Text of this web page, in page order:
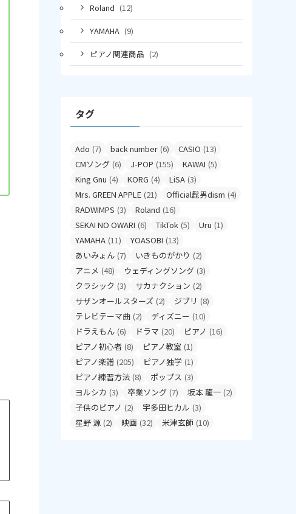
Roland (12)
YAMAHA (9)
ピアノ関連商品 (2)
タグ
Ado (7) back number (6) CASIO (13)
CMソング (6) J-POP (155) KAWAI (5)
King Gnu (4) KORG (4) LiSA (3)
Mrs. GREEN APPLE (21) Official髭男dism (4)
RADWIMPS (3) Roland (16)
SEKAI NO OWARI (6) TikTok (5) Uru (1)
YAMAHA (11) YOASOBI (13)
あいみょん (7) いきものがかり (2)
アニメ (48) ウェディングソング (3)
クラシック (3) サカナクション (2)
サザンオールスターズ (2) ジブリ (8)
テレビテーマ曲 (2) ディズニー (10)
ドラえもん (6) ドラマ (20) ピアノ (16)
ピアノ初心者 (8) ピアノ教室 (1)
ピアノ楽譜 (205) ピアノ独学 (1)
ピアノ練習方法 (8) ポップス (3)
ヨルシカ (3) 卒業ソング (7) 坂本 龍一 (2)
子供のピアノ (2) 宇多田ヒカル (3)
星野 源 (2) 映画 (32) 米津玄師 (10)